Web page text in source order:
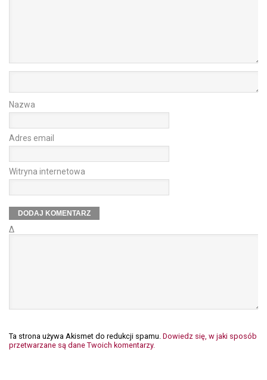
Nazwa
Adres email
Witryna internetowa
Δ
Ta strona używa Akismet do redukcji spamu. Dowiedz się, w jaki sposób
przetwarzane są dane Twoich komentarzy.